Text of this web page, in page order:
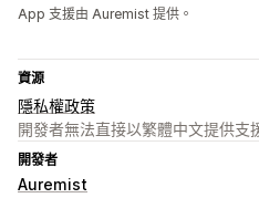
App 支援由 Auremist 提供。
資源
隱私權政策
開發者無法直接以繁體中文提供支
開發者
Auremist